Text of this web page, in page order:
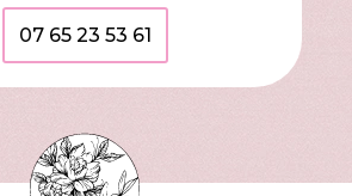
07 65 23 53 61